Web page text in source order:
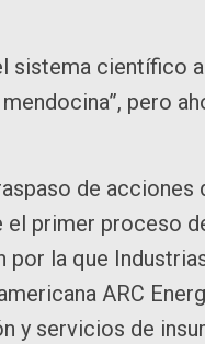
sistema científico
pero
de acciones
primer proceso
por la que
ARC
y servicios de